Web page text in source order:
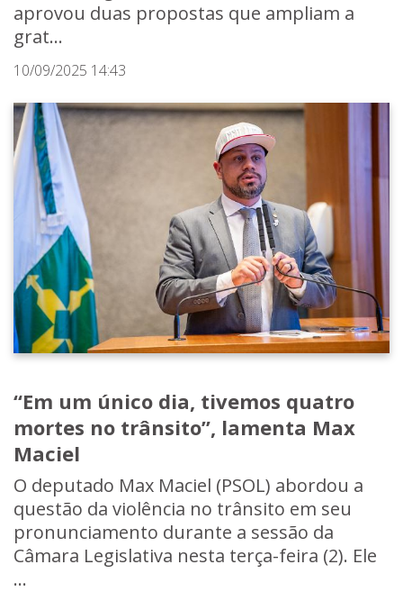
aprovou duas propostas que ampliam a
grat...
10/09/2025 14:43
“Em um único dia, tivemos quatro
mortes no trânsito”, lamenta Max
Maciel
O deputado Max Maciel (PSOL) abordou a
questão da violência no trânsito em seu
pronunciamento durante a sessão da
Câmara Legislativa nesta terça-feira (2). Ele
...